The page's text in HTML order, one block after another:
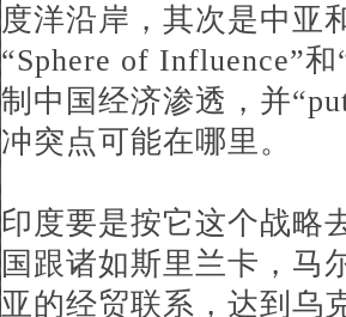
度洋沿岸，其次是中亚
“Sphere of Influence”
制中国经济渗透，并
冲突点可能在哪里。
印度要是按它这个战略
国跟诸如斯里兰卡，马
亚的经贸联系，达到乌